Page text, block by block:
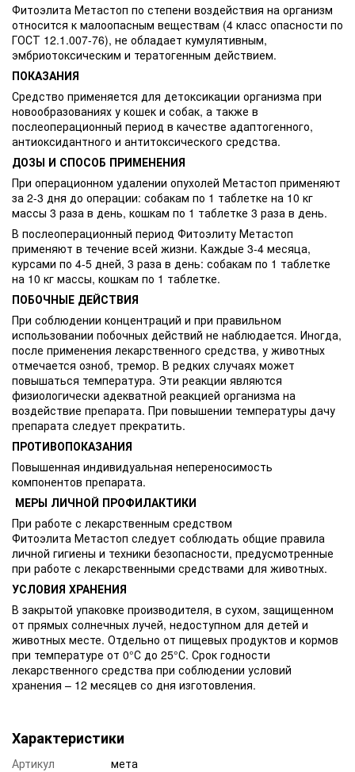
Фитоэлита Метастоп по степени воздействия на организм
относится к малоопасным веществам (4 класс опасности по
ГОСТ 12.1.007-76), не обладает кумулятивным,
эмбриотоксическим и тератогенным действием.
ПОКАЗАНИЯ
Средство применяется для детоксикации организма при
новообразованиях у кошек и собак, а также в
послеоперационный период в качестве адаптогенного,
антиоксидантного и антитоксического средства.
ДОЗЫ И СПОСОБ ПРИМЕНЕНИЯ
При операционном удалении опухолей Метастоп применяют
за 2-3 дня до операции: собакам по 1 таблетке на 10 кг
массы 3 раза в день, кошкам по 1 таблетке 3 раза в день.
В послеоперационный период Фитоэлиту Метастоп
применяют в течение всей жизни. Каждые 3-4 месяца,
курсами по 4-5 дней, 3 раза в день: собакам по 1 таблетке
на 10 кг массы, кошкам по 1 таблетке.
ПОБОЧНЫЕ ДЕЙСТВИЯ
При соблюдении концентраций и при правильном
использовании побочных действий не наблюдается. Иногда,
после применения лекарственного средства, у животных
отмечается озноб, тремор. В редких случаях может
повышаться температура. Эти реакции являются
физиологически адекватной реакцией организма на
воздействие препарата. При повышении температуры дачу
препарата следует прекратить.
ПРОТИВОПОКАЗАНИЯ
Повышенная индивидуальная непереносимость
компонентов препарата.
МЕРЫ ЛИЧНОЙ ПРОФИЛАКТИКИ
При работе с лекарственным средством
Фитоэлита Метастоп следует соблюдать общие правила
личной гигиены и техники безопасности, предусмотренные
при работе с лекарственными средствами для животных.
УСЛОВИЯ ХРАНЕНИЯ
В закрытой упаковке производителя, в сухом, защищенном
от прямых солнечных лучей, недоступном для детей и
животных месте. Отдельно от пищевых продуктов и кормов
при температуре от 0°С до 25°С. Срок годности
лекарственного средства при соблюдении условий
хранения – 12 месяцев со дня изготовления.
Характеристики
Артикул мета